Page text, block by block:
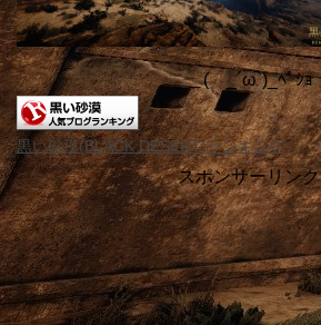
＿( _´ω`)_ﾍﾟｼｮ
黒い砂漠(BLACK DESERT)ランキング
スポンサーリンク